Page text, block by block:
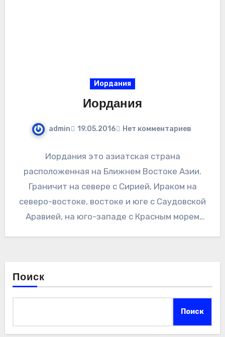
Иордания
Иордания
admin 19.05.2016 Нет комментариев
Иордания это азиатская страна
расположенная на Ближнем Востоке Азии.
Граничит на севере с Сирией, Ираком на
северо-востоке, востоке и юге с Саудовской
Аравией, на юго-западе с Красным морем
Поиск
Поиск